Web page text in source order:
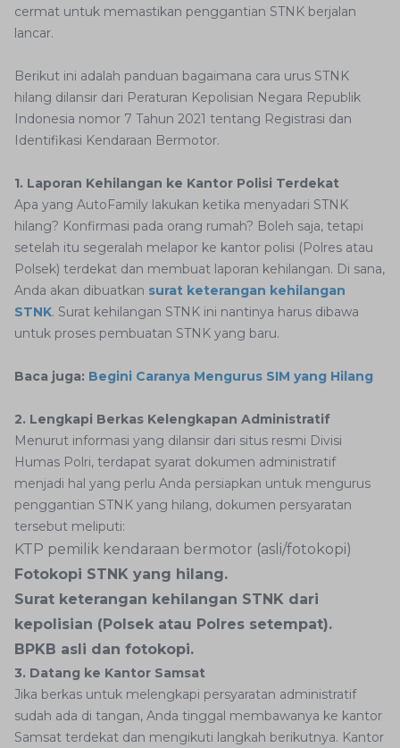
cermat untuk memastikan penggantian STNK berjalan
lancar.
Berikut ini adalah panduan bagaimana cara urus STNK
hilang dilansir dari Peraturan Kepolisian Negara Republik
Indonesia nomor 7 Tahun 2021 tentang Registrasi dan
Identifikasi Kendaraan Bermotor.
1. Laporan Kehilangan ke Kantor Polisi Terdekat
Apa yang AutoFamily lakukan ketika menyadari STNK
hilang? Konfirmasi pada orang rumah? Boleh saja, tetapi
setelah itu segeralah melapor ke kantor polisi (Polres atau
Polsek) terdekat dan membuat laporan kehilangan. Di sana,
Anda akan dibuatkan surat keterangan kehilangan
STNK. Surat kehilangan STNK ini nantinya harus dibawa
untuk proses pembuatan STNK yang baru.
Baca juga: Begini Caranya Mengurus SIM yang Hilang
2. Lengkapi Berkas Kelengkapan Administratif
Menurut informasi yang dilansir dari situs resmi Divisi
Humas Polri, terdapat syarat dokumen administratif
menjadi hal yang perlu Anda persiapkan untuk mengurus
penggantian STNK yang hilang, dokumen persyaratan
tersebut meliputi:
KTP pemilik kendaraan bermotor (asli/fotokopi)
Fotokopi STNK yang hilang.
Surat keterangan kehilangan STNK dari
kepolisian (Polsek atau Polres setempat).
BPKB asli dan fotokopi.
3. Datang ke Kantor Samsat
Jika berkas untuk melengkapi persyaratan administratif
sudah ada di tangan, Anda tinggal membawanya ke kantor
Samsat terdekat dan mengikuti langkah berikutnya. Kantor